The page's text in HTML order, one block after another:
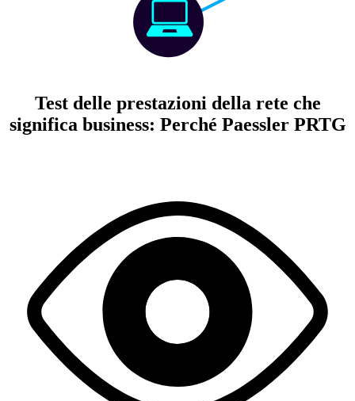
Test delle prestazioni della rete che
significa business: Perché Paessler PRTG